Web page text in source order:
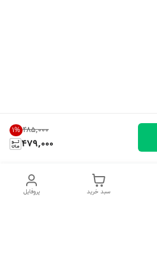
۴۸۵٬۰۰۰ 1%
479,000
پروفایل سبد خرید